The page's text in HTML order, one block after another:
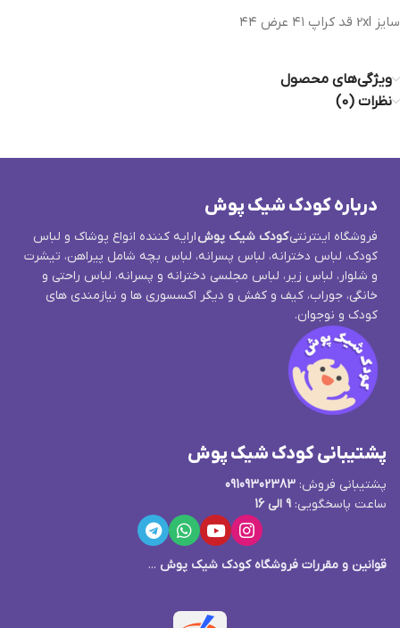
سایز 2xl قد کراپ ۴۱ عرض ۴۴
ویژگی‌های محصول
نظرات (0)
درباره کودک شیک پوش
فروشگاه اینترنتیکودک شیک پوشارایه کننده انواع پوشاک و لباس
کودک، لباس دخترانه، لباس پسرانه، لباس بچه شامل پیراهن، تیشرت
و شلوار، لباس زیر، لباس مجلسی دخترانه و پسرانه، لباس راحتی و
خانگی، جوراب، کیف و کفش و دیگر اکسسوری ها و نیازمندی های
کودک و نوجوان.
پشتیبانی کودک شیک پوش
پشتیبانی فروش: 09109302383
ساعت پاسخگویی: 9 الی 16
قوانین و مقررات فروشگاه کودک شیک پوش ...